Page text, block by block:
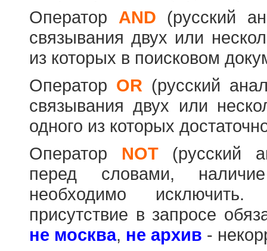
Оператор AND (русский
связывания двух или
из которых в поисковом
Оператор OR (русский
связывания двух или
одного из которых
Оператор NOT(русский
перед словами,
необходимо
присутствие в запросе
не москва, не архив -